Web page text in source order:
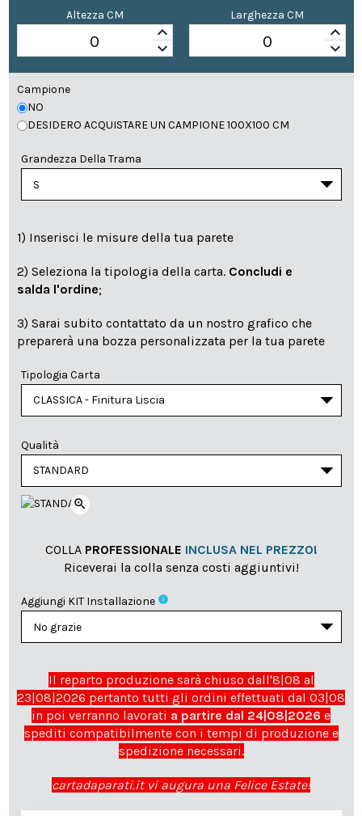
Altezza CM
keyboard_arrow_up
keyboard_arrow_down
Larghezza CM
keyboard_arrow_up
keyboard_arrow_down
Campione
NO
DESIDERO ACQUISTARE UN CAMPIONE 100X100 CM
Grandezza Della Trama
1) Inserisci le misure della tua parete
2) Seleziona la tipologia della carta. Concludi e
salda l'ordine;
3) Sarai subito contattato da un nostro grafico che
preparerà una bozza personalizzata per la tua parete
Tipologia Carta
Qualità
zoom_in
COLLA PROFESSIONALE INCLUSA NEL PREZZO!
Riceverai la colla senza costi aggiuntivi!
Aggiungi KIT Installazione info
Il reparto produzione sarà chiuso dall'8|08 al
23|08|2026 pertanto tutti gli ordini effettuati dal 03|08
in poi verranno lavorati a partire dal 24|08|2026 e
spediti compatibilmente con i tempi di produzione e
spedizione necessari.
cartadaparati.it vi augura una Felice Estate!